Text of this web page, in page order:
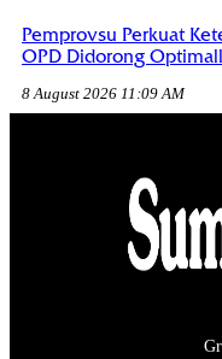
Pemprovsu Perkuat
OPD Didorong
8 August 2026 11:09 AM